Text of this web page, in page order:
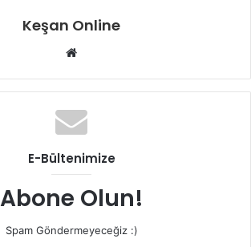
Keşan Online
Web
E-Bültenimize
Abone Olun!
Spam Göndermeyeceğiz :)